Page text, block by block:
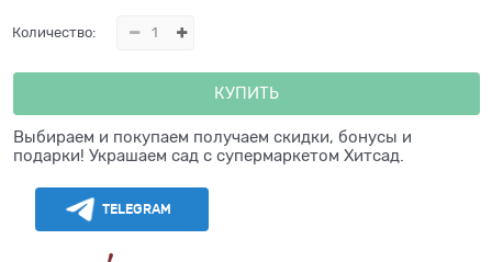
Количество:
КУПИТЬ
Выбираем и покупаем получаем скидки, бонусы и
подарки! Украшаем сад с супермаркетом Хитсад.
TELEGRAM